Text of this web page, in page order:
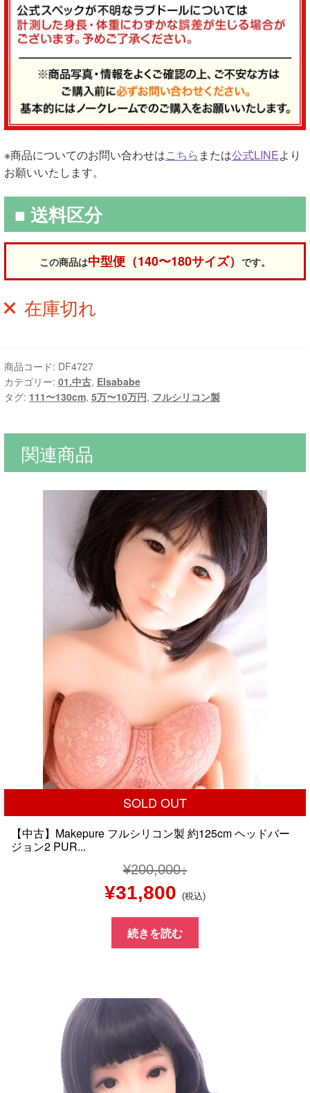
※商品についてのお問い合わせはこちら または公式LINEより
お願いいたします。
■ 送料区分
この商品は中型便（140〜180サイズ） です。
在庫切れ
商品コード: DF4727
カテゴリー: 01.中古, Elsababe
タグ: 111〜130cm, 5万〜10万円, フルシリコン製
関連商品
SOLD OUT
【中古】Makepure フルシリコン製 約125cm ヘッドバー
ジョン2 PUR...
¥200,000
元
の
価
は
¥200,000
で
し
¥31,800 現
在
の
は
¥31,800
で
(税込)
続きを読む